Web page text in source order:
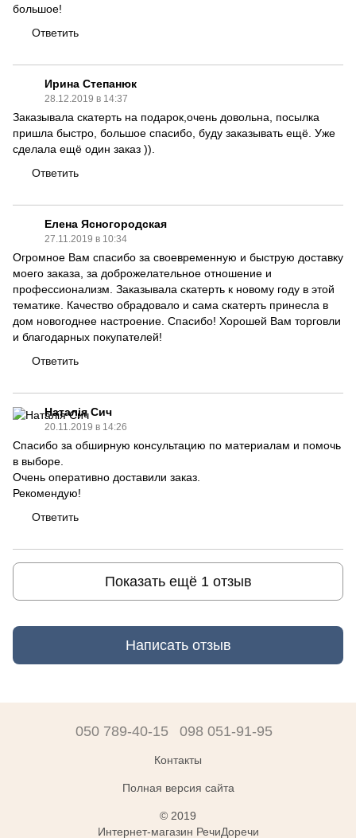
большое!
Ответить
Ирина Степанюк
28.12.2019 в 14:37
Заказывала скатерть на подарок,очень довольна, посылка
пришла быстро, большое спасибо, буду заказывать ещё. Уже
сделала ещё один заказ )).
Ответить
Елена Ясногородская
27.11.2019 в 10:34
Огромное Вам спасибо за своевременную и быструю доставку
моего заказа, за доброжелательное отношение и
профессионализм. Заказывала скатерть к новому году в этой
тематике. Качество обрадовало и сама скатерть принесла в
дом новогоднее настроение. Спасибо! Хорошей Вам торговли
и благодарных покупателей!
Ответить
Наталія Сич
20.11.2019 в 14:26
Спасибо за обширную консультацию по материалам и помочь
в выборе.
Очень оперативно доставили заказ.
Рекомендую!
Ответить
Показать ещё 1 отзыв
Написать отзыв
050 789-40-15 098 051-91-95
Контакты
Полная версия сайта
© 2019
Интернет-магазин РечиДоречи